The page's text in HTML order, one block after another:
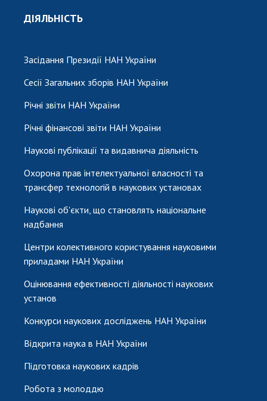
ДІЯЛЬНІСТЬ
Засідання Президії НАН України
Сесії Загальних зборів НАН України
Річні звіти НАН України
Річні фінансові звіти НАН України
Наукові публікації та видавнича діяльність
Охорона прав інтелектуальної власності та
трансфер технологій в наукових установах
Наукові об'єкти, що становлять національне
надбання
Центри колективного користування науковими
приладами НАН України
Оцінювання ефективності діяльності наукових
установ
Конкурси наукових досліджень НАН України
Відкрита наука в НАН України
Підготовка наукових кадрів
Робота з молоддю